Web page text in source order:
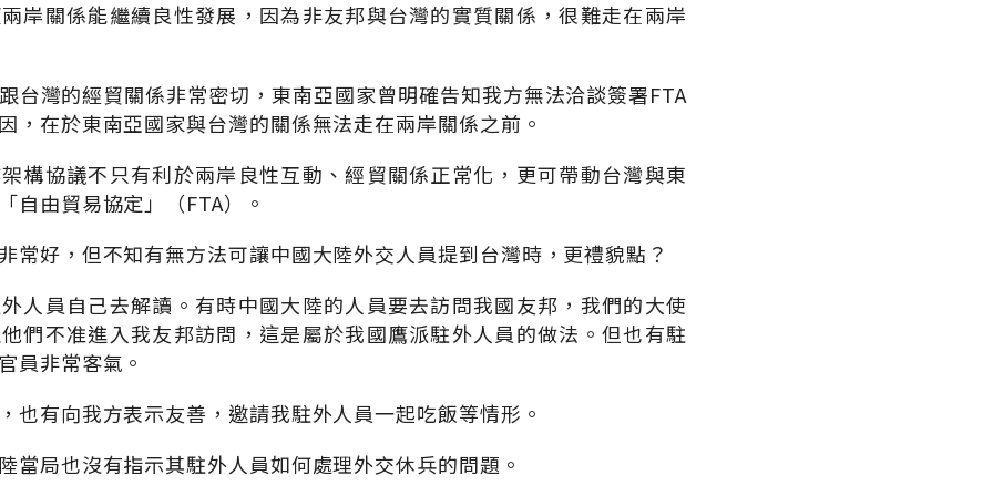
岸關係能繼續良性發展，因為非友邦與台灣的實質關係，很難走在兩岸
台灣的經貿關係非常密切，東南亞國家曾明確告知我方無法洽談簽署FTA
，在於東南亞國家與台灣的關係無法走在兩岸關係之前。
構協議不只有利於兩岸良性互動、經貿關係正常化，更可帶動台灣與東
自由貿易協定」（FTA）。
常好，但不知有無方法可讓中國大陸外交人員提到台灣時，更禮貌點？
人員自己去解讀。有時中國大陸的人員要去訪問我國友邦，我們的大使
們不准進入我友邦訪問，這是屬於我國鷹派駐外人員的做法。但也有駐
員非常客氣。
也有向我方表示友善，邀請我駐外人員一起吃飯等情形。
當局也沒有指示其駐外人員如何處理外交休兵的問題。